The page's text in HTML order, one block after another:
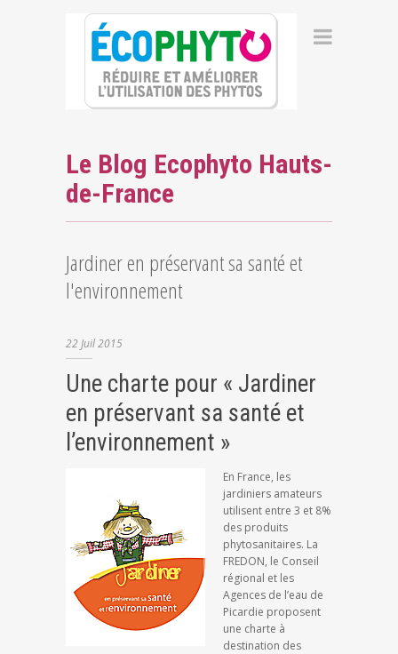
Le Blog Ecophyto Hauts-
de-France
Jardiner en préservant sa santé et
l'environnement
22Juil2015
Une charte pour « Jardiner
en préservant sa santé et
l’environnement »
En France, les
jardiniers amateurs
utilisent entre 3 et 8%
des produits
phytosanitaires. La
FREDON, le Conseil
régional et les
Agences de l’eau de
Picardie proposent
une charte à
destination des